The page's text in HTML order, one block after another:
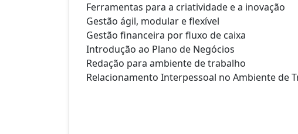
Ferramentas para a criatividade e a inovação
Gestão ágil, modular e flexível
Gestão financeira por fluxo de caixa
Introdução ao Plano de Negócios
Redação para ambiente de trabalho
Relacionamento Interpessoal no Ambiente de